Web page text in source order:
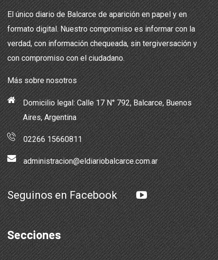
El único diario de Balcarce de aparición en papel y en
formato digital. Nuestro compromiso es informar con la
verdad, con información chequeada, sin tergiversación y
con compromiso con el ciudadano.
Más sobre nosotros
Domicilio legal: Calle 17 N° 792, Balcarce, Buenos
Aires, Argentina
02266 15660811
administracion@eldiariobalcarce.com.ar
Seguinos en Facebook
Secciones